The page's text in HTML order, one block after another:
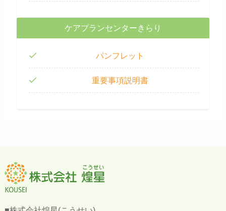
ケアプランセンターきらり
パンフレット
重要事項説明書